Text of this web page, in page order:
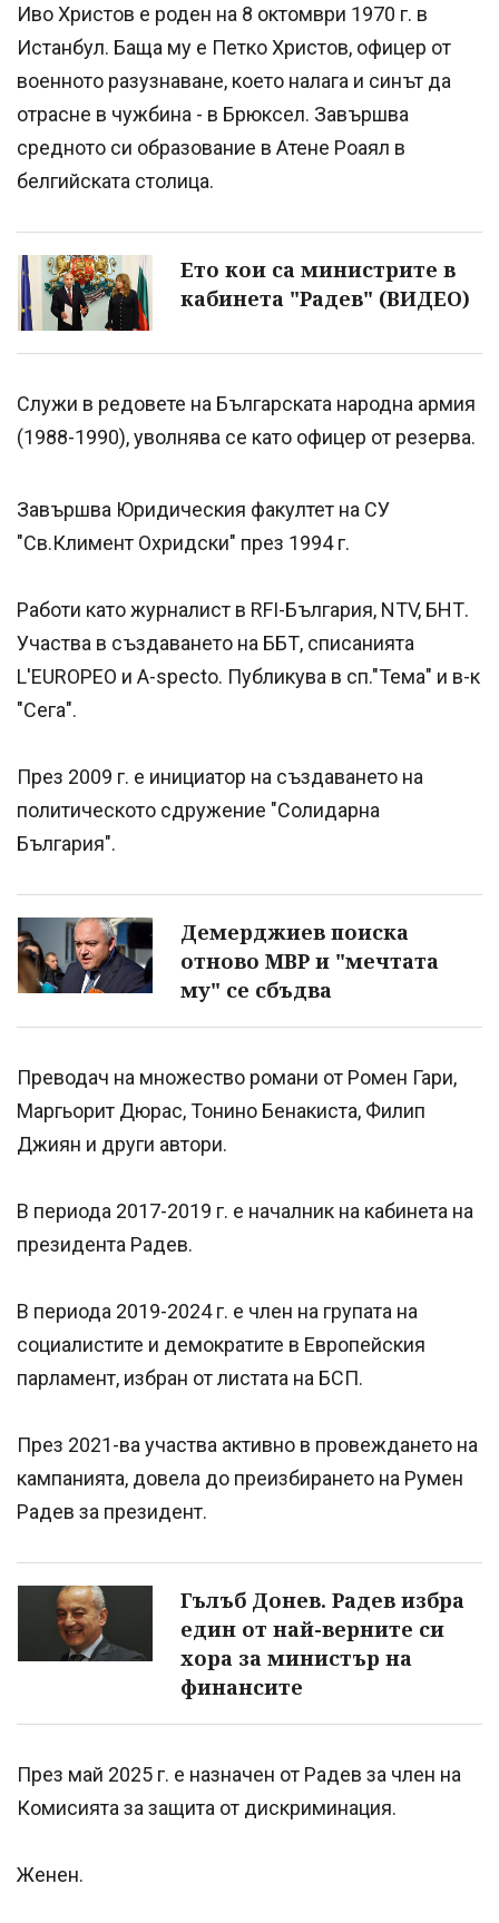
Иво Христов е роден на 8 октомври 1970 г. в
Истанбул. Баща му е Петко Христов, офицер от
военното разузнаване, което налага и синът да
отрасне в чужбина - в Брюксел. Завършва
средното си образование в Атене Роаял в
белгийската столица.
Ето кои са министрите в
кабинета "Радев" (ВИДЕО)
Служи в редовете на Българската народна армия
(1988-1990), уволнява се като офицер от резерва.
Завършва Юридическия факултет на СУ
"Св.Климент Охридски" през 1994 г.
Работи като журналист в RFI-България, NTV, БНТ.
Участва в създаването на ББТ, списанията
L'EUROPEO и A-specto. Публикува в сп."Тема" и в-к
"Сега".
През 2009 г. е инициатор на създаването на
политическото сдружение "Солидарна
България".
Демерджиев поиска
отново МВР и "мечтата
му" се сбъдва
Преводач на множество романи от Ромен Гари,
Маргьорит Дюрас, Тонино Бенакиста, Филип
Джиян и други автори.
В периода 2017-2019 г. е началник на кабинета на
президента Радев.
В периода 2019-2024 г. е член на групата на
социалистите и демократите в Европейския
парламент, избран от листата на БСП.
През 2021-ва участва активно в провеждането на
кампанията, довела до преизбирането на Румен
Радев за президент.
Гълъб Донев. Радев избра
един от най-верните си
хора за министър на
финансите
През май 2025 г. е назначен от Радев за член на
Комисията за защита от дискриминация.
Женен.